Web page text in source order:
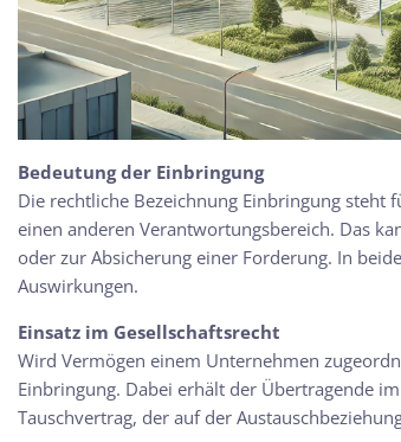
Bedeutung der Einbringung
Die rechtliche Bezeichnung Einbringung steht
einen anderen Verantwortungsbereich. Das
oder zur Absicherung einer Forderung. In
Auswirkungen.
Einsatz im Gesellschaftsrecht
Wird Vermögen einem Unternehmen
Einbringung. Dabei erhält der Übertragende
Tauschvertrag, der auf der